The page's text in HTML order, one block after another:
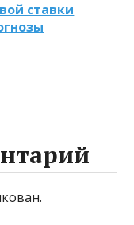
ставки